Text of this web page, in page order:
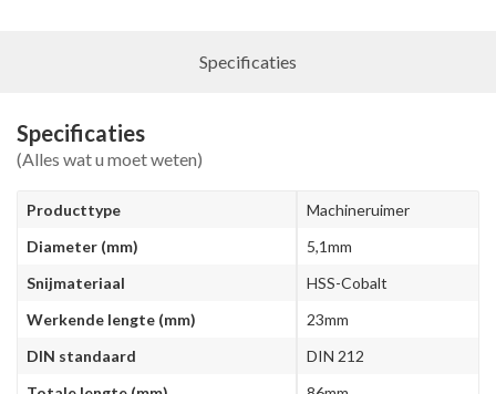
Specificaties
Specificaties
(Alles wat u moet weten)
Producttype
Machineruimer
Diameter (mm)
5,1mm
Snijmateriaal
HSS-Cobalt
Werkende lengte (mm)
23mm
DIN standaard
DIN 212